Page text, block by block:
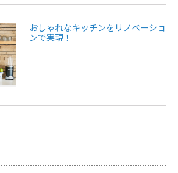
おしゃれなキッチンをリノベーショ
ンで実現！